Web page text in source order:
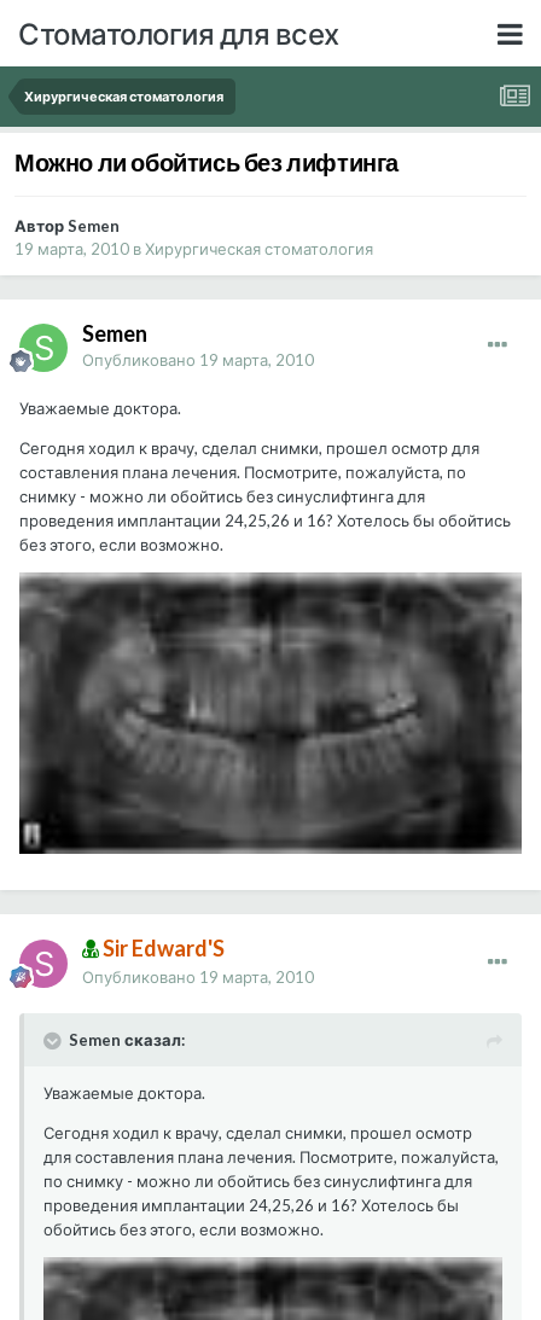
Стоматология для всех
Хирургическая стоматология
Можно ли обойтись без лифтинга
Автор Semen
19 марта, 2010 вХирургическая стоматология
Semen
Опубликовано 19 марта, 2010
Уважаемые доктора.
Сегодня ходил к врачу, сделал снимки, прошел осмотр для
составления плана лечения. Посмотрите, пожалуйста, по
снимку - можно ли обойтись без синуслифтинга для
проведения имплантации 24,25,26 и 16? Хотелось бы обойтись
без этого, если возможно.
Sir Edward'S
Опубликовано 19 марта, 2010
Semen сказал:
Уважаемые доктора.
Сегодня ходил к врачу, сделал снимки, прошел осмотр
для составления плана лечения. Посмотрите, пожалуйста,
по снимку - можно ли обойтись без синуслифтинга для
проведения имплантации 24,25,26 и 16? Хотелось бы
обойтись без этого, если возможно.